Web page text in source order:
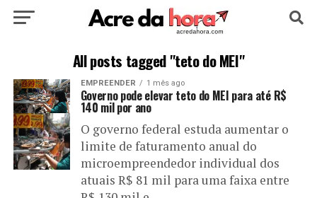
HOME POLÍTICA CULTURA ESPORTE
EDUCAÇÃO NOTÍCIA MUNDO
All posts tagged "teto do MEI"
EMPREENDER 1 mês ago
Governo pode elevar teto do MEI para até R$
140 mil por ano
O governo federal estuda aumentar o
limite de faturamento anual do
microempreendedor individual dos
atuais R$ 81 mil para uma faixa entre